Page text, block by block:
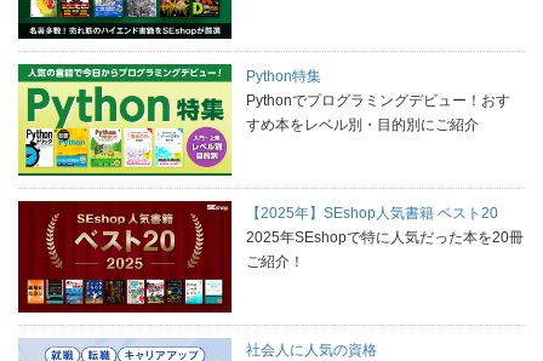
Python特集
Pythonでプログラミングデビュー！おす
すめ本をレベル別・目的別にご紹介
【2025年】SEshop人気書籍 ベスト20
2025年SEshopで特に人気だった本を20冊
ご紹介！
社会人に人気の資格